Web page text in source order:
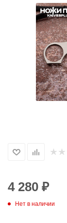
4 280 ₽
Нет в наличии